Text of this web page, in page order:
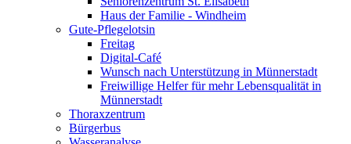
Haus der Familie - Windheim
Gute-Pflegelotsin
Freitag
Digital-Café
Wunsch nach Unterstützung in Münnerstadt
Freiwillige Helfer für mehr Lebensqualität in
Münnerstadt
Thoraxzentrum
Bürgerbus